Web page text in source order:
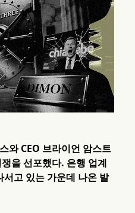
와 CEO 브라이언 암스트
을 선포했다. 은행 업계
고 있는 가운데 나온 발